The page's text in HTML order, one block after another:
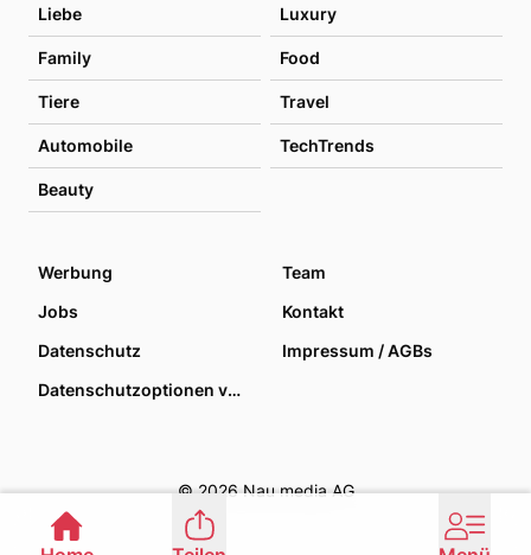
Liebe Luxury
Family Food
Tiere Travel
Automobile TechTrends
Beauty
Werbung
Team
Jobs
Kontakt
Datenschutz
Impressum / AGBs
Datenschutzoptionen verwalten
© 2026 Nau media AG